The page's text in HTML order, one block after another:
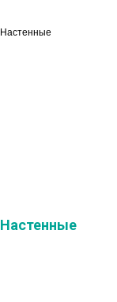
Настенные
Настенные